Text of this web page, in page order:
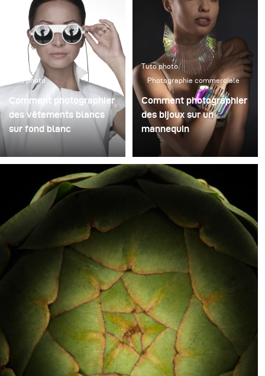
Tuto photo
Comment photographier
des vêtements blancs
sur fond blanc
Tuto photo
Photographie commerciale
Comment photographier
des bijoux sur un
mannequin